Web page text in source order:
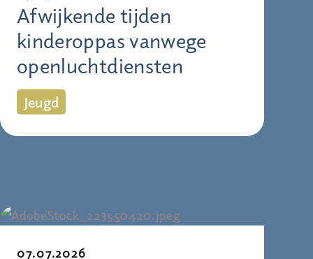
Afwijkende tijden
kinderoppas vanwege
openluchtdiensten
Jeugd
07.07.2026